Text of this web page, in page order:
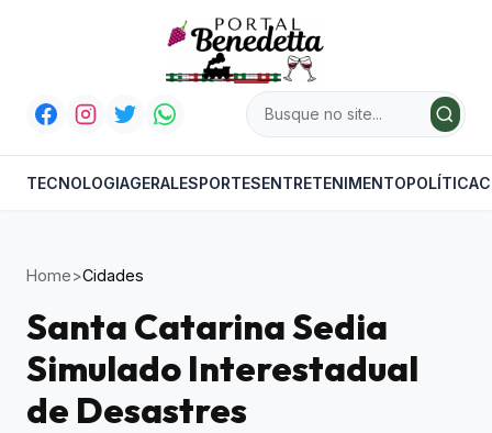
TECNOLOGIAGERALESPORTESENTRETENIMENTOPOLÍTICA
Home>Cidades
Santa Catarina Sedia
Simulado Interestadual
de Desastres